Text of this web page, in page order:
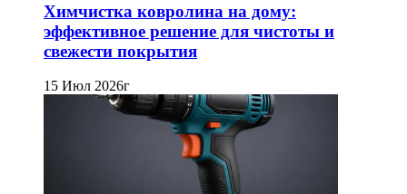
Химчистка ковролина на дому:
эффективное решение для чистоты и
свежести покрытия
15 Июл 2026г